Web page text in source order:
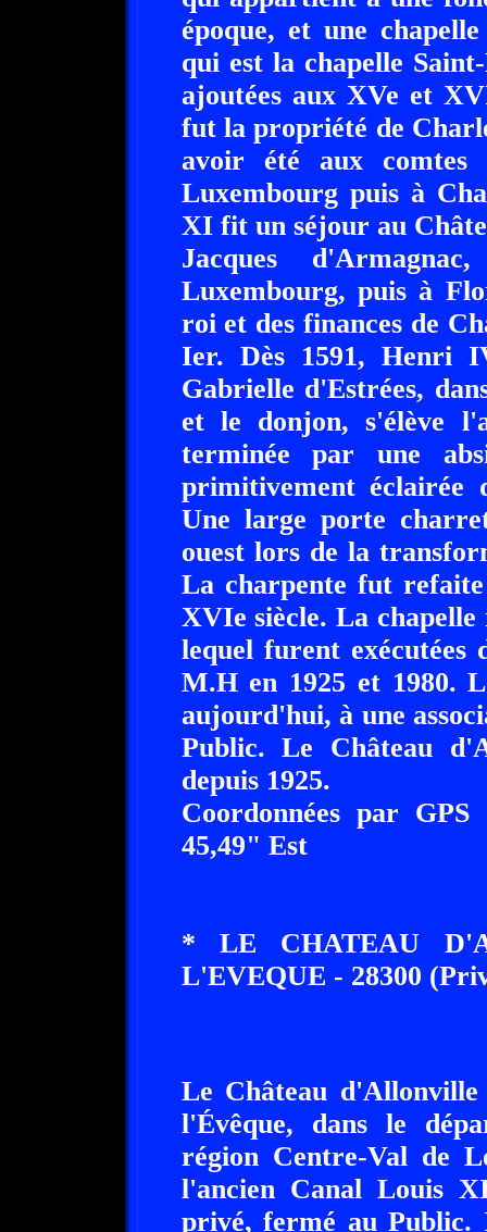
époque, et une
qui est la chapelle
ajoutées aux XVe et
fut la propriété de
avoir été aux
Luxembourg puis à
XI fit un séjour au
Jacques
Luxembourg, puis à
roi et des finances de
Ier. Dès 1591, Henri
Gabrielle d'Estrées,
et le donjon, s'élève
terminée par une
primitivement éclairée
Une large porte
ouest lors de la
La charpente fut
XVIe siècle. La
lequel furent exécutées
M.H en 1925 et 1980.
aujourd'hui, à une
Public. Le Château
depuis 1925.
Coordonnées par
45,49" Est
* LE CHATEAU
L'EVEQUE - 28300
Le Château
l'Évêque, dans le
région Centre-Val de
l'ancien Canal Louis
privé, fermé au Public.